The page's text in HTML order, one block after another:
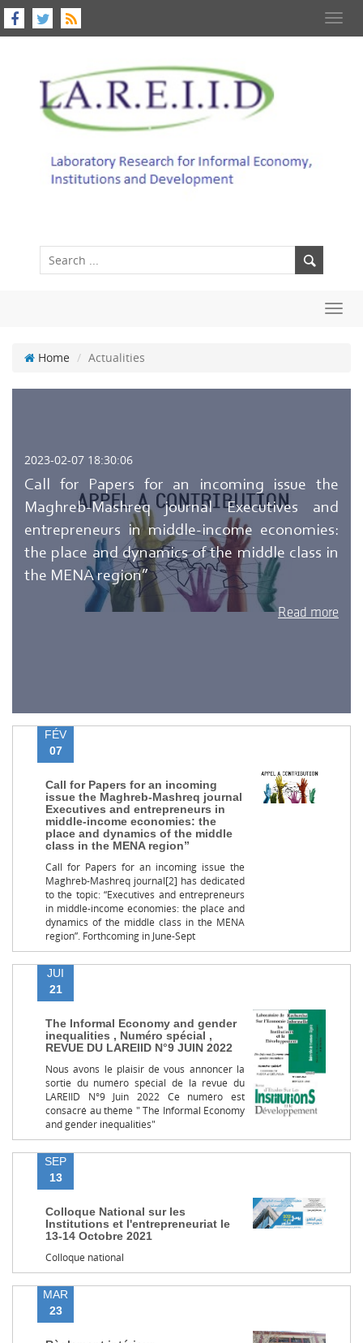
Home Actualities
2023-02-07 18:30:06
Call for Papers for an incoming issue the
Maghreb-Mashreq journal Executives and
entrepreneurs in middle-income economies:
the place and dynamics of the middle class in
the MENA region”
Read more
FÉV
07
Call for Papers for an incoming
issue the Maghreb-Mashreq journal
Executives and entrepreneurs in
middle-income economies: the
place and dynamics of the middle
class in the MENA region”
Call for Papers for an incoming issue the
Maghreb-Mashreq journal[2] has dedicated
to the topic: “Executives and entrepreneurs
in middle-income economies: the place and
dynamics of the middle class in the MENA
region”. Forthcoming in June-Sept
JUI
21
The Informal Economy and gender
inequalities , Numéro spécial ,
REVUE DU LAREIID N°9 JUIN 2022
Nous avons le plaisir de vous annoncer la
sortie du numéro spécial de la revue du
LAREIID N°9 Juin 2022 Ce numéro est
consacré au thème " The Informal Economy
and gender inequalities"
SEP
13
Colloque National sur les
Institutions et l'entrepreneuriat le
13-14 Octobre 2021
Colloque national
MAR
23